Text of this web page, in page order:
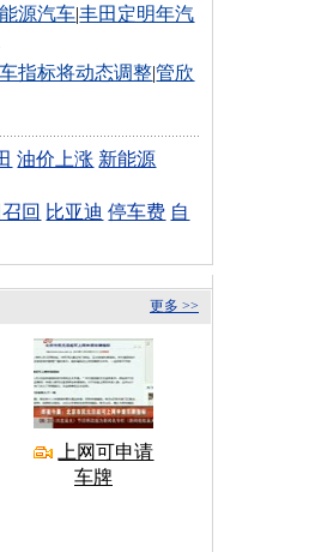
源汽车|丰田定明年汽
指标将动态调整|管欣
油价上涨 新能源
回 比亚迪 停车费 自
更多 >>
上网可申请
车牌